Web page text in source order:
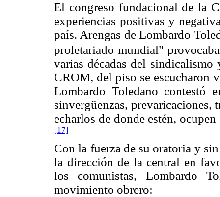
El congreso fundacional de la
experiencias positivas y
país. Arengas de Lombardo
proletariado mundial"
varias décadas del
CROM, del piso se escucharon
Lombardo Toledano contestó
sinvergüenzas,
echarlos de donde estén,
[17]
Con la fuerza de su oratoria y
la dirección de la central en
los comunistas, Lombardo
movimiento obrero: